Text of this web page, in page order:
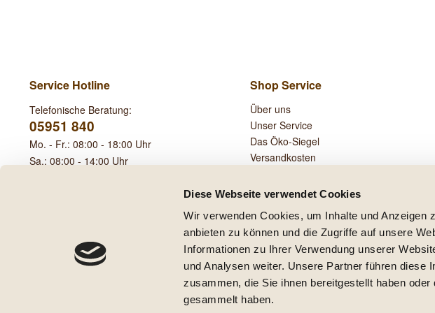
Diese Webseite verwendet Cookies
Wir verwenden Cookies, um Inhalte und
anbieten zu können und die Zugriffe auf unsere
Informationen zu Ihrer Verwendung unserer
und Analysen weiter. Unsere Partner führen diese
zusammen, die Sie ihnen bereitgestellt haben
gesammelt haben.
Service Hotline
Telefonische Beratung:
05951 840
Mo. - Fr.: 08:00 - 18:00 Uhr
Sa.: 08:00 - 14:00 Uhr
Shop Service
Über uns
Unser Service
Das Öko-Siegel
Versandkosten
* Alle Preise inkl. gesetzl. Mehrwertsteuer zzgl.
** Gilt für Lieferungen innerhalb Deutschlands, Lieferzeiten